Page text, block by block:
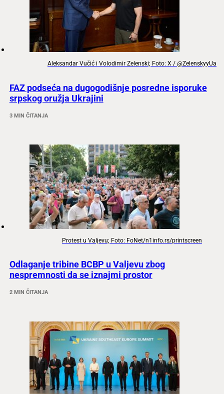
Aleksandar Vučić i Volodimir Zelenski; Foto: X / @ZelenskyyUa
FAZ podseća na dugogodišnje posredne isporuke
srpskog oružja Ukrajini
3 MIN ČITANJA
Protest u Valjevu; Foto: FoNet/n1info.rs/printscreen
Odlaganje tribine BCBP u Valjevu zbog
nespremnosti da se iznajmi prostor
2 MIN ČITANJA